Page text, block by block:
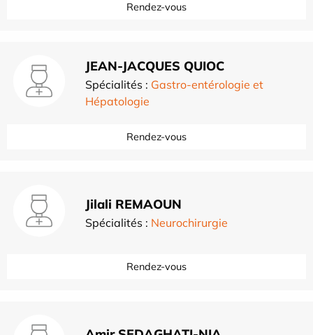
Rendez-vous
JEAN-JACQUES QUIOC
Spécialités : Gastro-entérologie et
Hépatologie
Rendez-vous
Jilali REMAOUN
Spécialités : Neurochirurgie
Rendez-vous